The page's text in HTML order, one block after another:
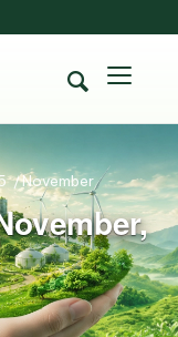
/November